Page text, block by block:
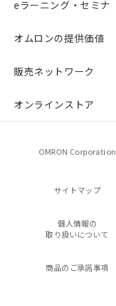
eラーニング・セミナ
オムロンの提供価値
販売ネットワーク
オンラインストア
OMRON Corporation
サイトマップ
個人情報の
取り扱いについて
商品のご承諾事項